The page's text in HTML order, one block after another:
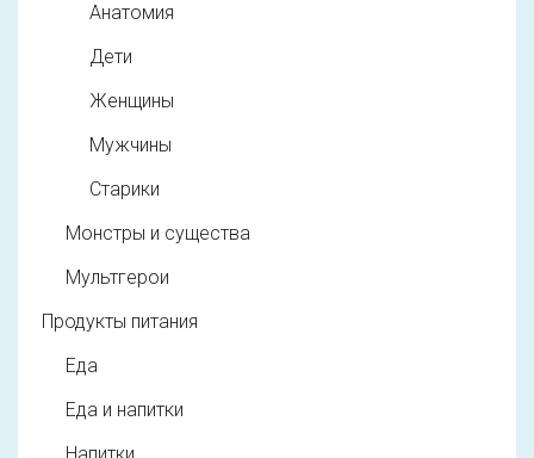
Анатомия
Дети
Женщины
Мужчины
Старики
Монстры и существа
Мультгерои
Продукты питания
Еда
Еда и напитки
Напитки